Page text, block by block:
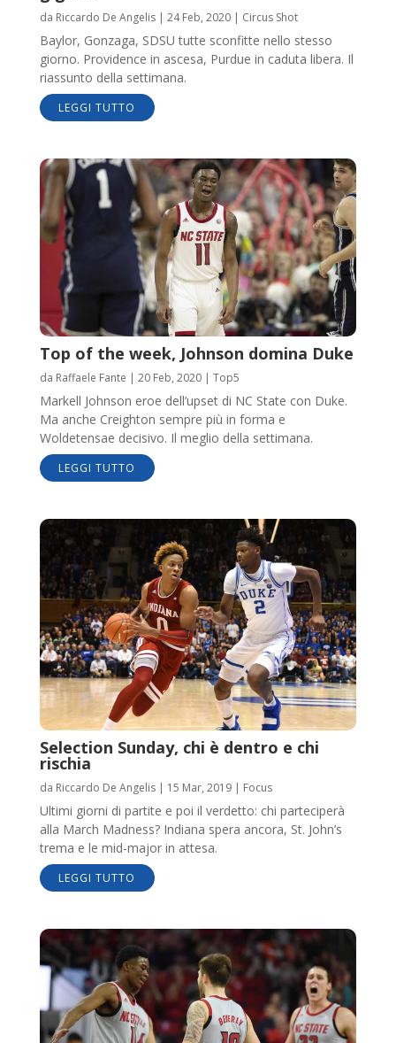
da Riccardo De Angelis| 24 Feb, 2020| Circus Shot
Baylor, Gonzaga, SDSU tutte sconfitte nello stesso
giorno. Providence in ascesa, Purdue in caduta libera. Il
riassunto della settimana.
LEGGI TUTTO
Top of the week, Johnson domina Duke
da Raffaele Fante | 20 Feb, 2020| Top5
Markell Johnson eroe dell’upset di NC State con Duke.
Ma anche Creighton sempre più in forma e
Woldetensae decisivo. Il meglio della settimana.
LEGGI TUTTO
Selection Sunday, chi è dentro e chi
rischia
da Riccardo De Angelis| 15 Mar, 2019| Focus
Ultimi giorni di partite e poi il verdetto: chi parteciperà
alla March Madness? Indiana spera ancora, St. John’s
trema e le mid-major in attesa.
LEGGI TUTTO